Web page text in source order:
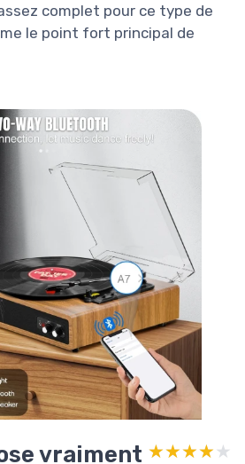
complet pour ce type de
le point fort principal de
vraiment ★★★★★
★★★★★